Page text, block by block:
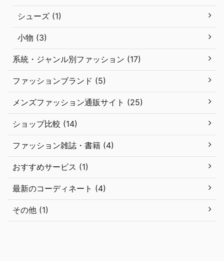
シューズ (1)
小物 (3)
系統・ジャンル別ファッション (17)
ファッションブランド (5)
メンズファッション通販サイト (25)
ショップ比較 (14)
ファッション雑誌・書籍 (4)
おすすめサービス (1)
最新のコーディネート (4)
その他 (1)